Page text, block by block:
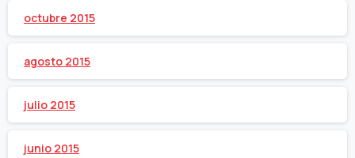
octubre 2015
agosto 2015
julio 2015
junio 2015